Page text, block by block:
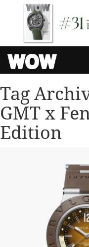
Tag
GMT x
Edition